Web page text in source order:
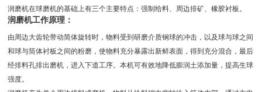
润磨机在球磨机的基础上有三个主要特点：强制给料、周边排矿、橡胶衬板。
润磨机工作原理：
由周边大齿轮带动简体旋转时，物料受到研磨介质钢球的冲击，以及球与球之间
和球与筒体衬板之间的粉磨，使物料充分暴露出新鲜表面，得到充分混合，最后
经排料孔排出磨机，进入下道工序。本机可有效地降低膨润土添加量，提高生球
强度。